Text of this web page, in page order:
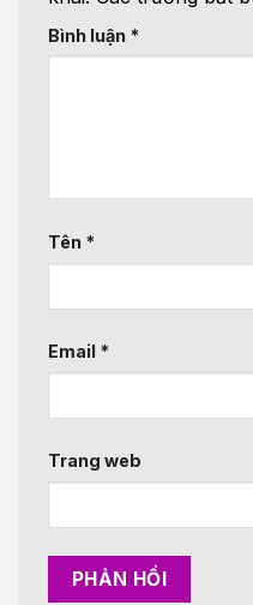
Bình luận *
Tên *
Email *
Trang web